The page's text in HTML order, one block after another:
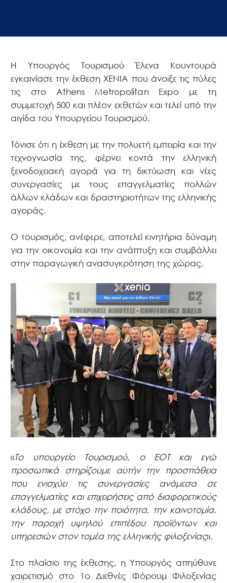
H Υπουργός Τουρισμού Έλενα Κουντουρά
εγκαινίασε την έκθεση XENIA που άνοιξε τις πύλες
τις στο Athens Metropolitan Expo με τη
συμμετοχή 500 και πλέον εκθετών και τελεί υπό την
αιγίδα του Υπουργείου Τουρισμού.
Τόνισε ότι η έκθεση με την πολυετή εμπειρία και την
τεχνογνωσία της, φέρνει κοντά την ελληνική
ξενοδοχειακή αγορά για τη δικτύωση και νέες
συνεργασίες με τους επαγγελματίες πολλών
άλλων κλάδων και δραστηριοτήτων της ελληνικής
αγοράς.
Ο τουρισμός, ανέφερε, αποτελεί κινητήρια δύναμη
για την οικονομία και την ανάπτυξη και συμβάλλει
στην παραγωγική ανασυγκρότηση της χώρας.
«Το υπουργείο Τουρισμού, ο ΕΟΤ και εγώ
προσωπικά στηρίζουμε αυτήν την προσπάθεια
που ενισχύει τις συνεργασίες ανάμεσα σε
επαγγελματίες και επιχειρήσεις από διαφορετικούς
κλάδους, με στόχο την ποιότητα, την καινοτομία,
την παροχή υψηλού επιπέδου προϊόντων και
υπηρεσιών στον τομέα της ελληνικής φιλοξενίας».
Στο πλαίσιο της έκθεσης, η Υπουργός απηύθυνε
χαιρετισμό στο 1ο Διεθνές Φόρουμ Φιλοξενίας